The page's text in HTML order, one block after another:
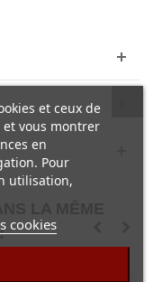
LA MÊME
et ceux de
vous montrer
en
Pour
utilisation,
cookies